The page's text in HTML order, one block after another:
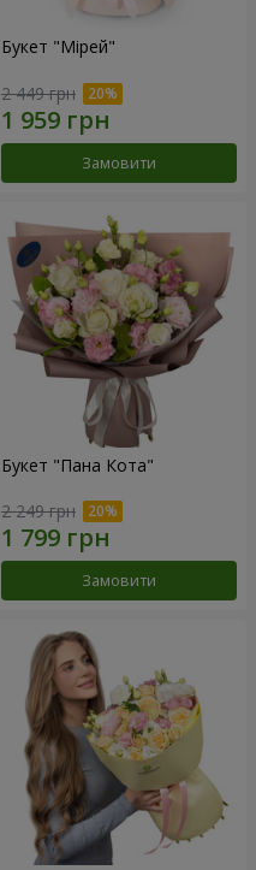
Букет "Мірей"
2 449 грн
Замовити
Букет "Пана Кота"
2 249 грн
Замовити